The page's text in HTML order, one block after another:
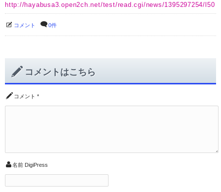
http://hayabusa3.open2ch.net/test/read.cgi/news/1395297254/l50
コメント 0件
コメントはこちら
コメント *
名前 DigiPress